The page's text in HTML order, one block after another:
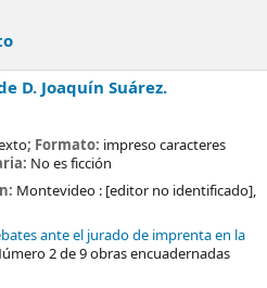
D. Joaquín Suárez.
; Formato: impreso caracteres
No es ficción
Montevideo : [editor no identificado],
ante el jurado de imprenta en la
2 de 9 obras encuadernadas